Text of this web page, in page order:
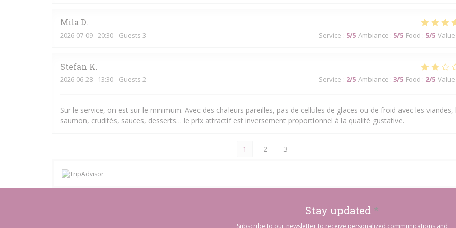
Mila D
2026-07-09- 20:30 - Guests 3 Service : 5/5 Ambiance : 5/5 Food : 5/5 Value
Stefan K
2026-06-28- 13:30 - Guests 2 Service : 2/5 Ambiance : 3/5 Food : 2/5 Value
Sur le service, on est sur le minimum. Avec des chaleurs pareilles, pas de cellules de glaces ou de froid avec les viandes,
saumon, crudités, sauces, desserts… le prix attractif est inversement proportionnel à la qualité gustative.
1 2 3
Stay updated *